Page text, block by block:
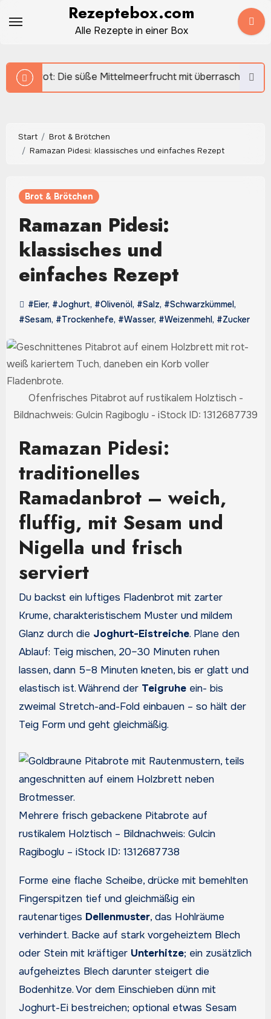
Inhalt
Rezeptebox.com
Alle Rezepte in einer Box
süße Mittelmeerfrucht mit überraschendem Aroma
Start
Brot & Brötchen
Ramazan Pidesi: klassisches und einfaches Rezept
Brot & Brötchen
Ramazan Pidesi:
klassisches und
einfaches Rezept
#Eier, #Joghurt, #Olivenöl, #Salz, #Schwarzkümmel,
#Sesam, #Trockenhefe, #Wasser, #Weizenmehl, #Zucker
Ofenfrisches Pitabrot auf rustikalem Holztisch -
Bildnachweis: Gulcin Ragiboglu - iStock ID: 1312687739
Ramazan Pidesi:
traditionelles
Ramadanbrot – weich,
fluffig, mit Sesam und
Nigella und frisch
serviert
Du backst ein luftiges Fladenbrot mit zarter
Krume, charakteristischem Muster und mildem
Glanz durch die Joghurt-Eistreiche. Plane den
Ablauf: Teig mischen, 20–30 Minuten ruhen
lassen, dann 5–8 Minuten kneten, bis er glatt und
elastisch ist. Während der Teigruheein- bis
zweimal Stretch-and-Fold einbauen – so hält der
Teig Form und geht gleichmäßig.
Mehrere frisch gebackene Pitabrote auf
rustikalem Holztisch – Bildnachweis: Gulcin
Ragiboglu – iStock ID: 1312687738
Forme eine flache Scheibe, drücke mit bemehlten
Fingerspitzen tief und gleichmäßig ein
rautenartiges Dellenmuster, das Hohlräume
verhindert. Backe auf stark vorgeheiztem Blech
oder Stein mit kräftiger Unterhitze; ein zusätzlich
aufgeheiztes Blech darunter steigert die
Bodenhitze. Vor dem Einschieben dünn mit
Joghurt-Ei bestreichen; optional etwas Sesam